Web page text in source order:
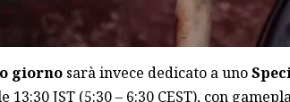
giornosarà invece dedicato a uno
13:30 JST (5:30 – 6:30 CEST), con